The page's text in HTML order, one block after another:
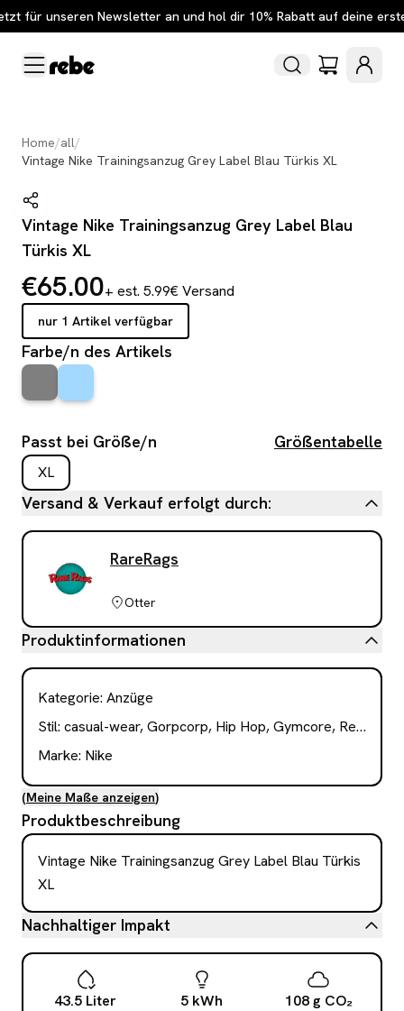
für unseren Newsletter an und hol dir 10% Rabatt auf deine
Home/all/
Vintage Nike Trainingsanzug Grey Label Blau Türkis XL
Vintage Nike Trainingsanzug Grey Label Blau
Türkis XL
€65.00+ est. 5.99€ Versand
nur 1 Artikel verfügbar
Farbe/n des Artikels
Passt bei Größe/n Größentabelle
XL
Versand & Verkauf erfolgt durch:
RareRags
Otter
Produktinformationen
Kategorie: Anzüge
Stil: casual-wear, Gorpcorp, Hip Hop, Gymcore, Retro Sportswear, streetwear, Blokecore
Marke: Nike
(Meine Maße anzeigen)
Produktbeschreibung
Vintage Nike Trainingsanzug Grey Label Blau Türkis
XL
Nachhaltiger Impakt
43.5 Liter 5 kWh 108g CO₂